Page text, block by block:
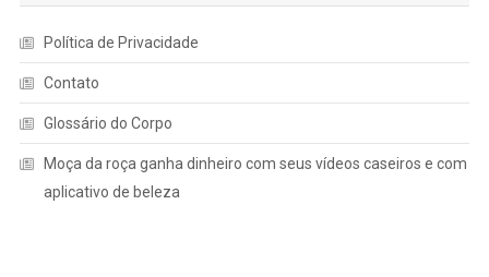
Política de Privacidade
Contato
Glossário do Corpo
Moça da roça ganha dinheiro com seus vídeos caseiros e com
aplicativo de beleza